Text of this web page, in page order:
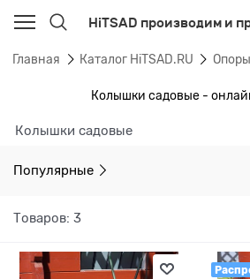
HiTSAD производим и
Главная Каталог HiTSAD.RU
Колышки садовые -
Колышки садовые
Популярные
Товаров: 3